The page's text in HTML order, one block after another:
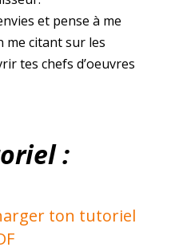
et pense à me
me citant sur les
tes chefs d’oeuvres
:
ton tutoriel